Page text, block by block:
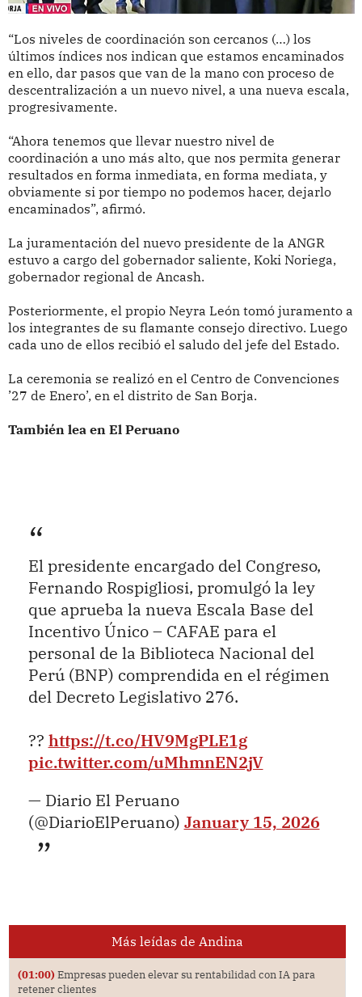
“Los niveles de coordinación son cercanos (…) los
últimos índices nos indican que estamos encaminados
en ello, dar pasos que van de la mano con proceso de
descentralización a un nuevo nivel, a una nueva escala,
progresivamente.
“Ahora tenemos que llevar nuestro nivel de
coordinación a uno más alto, que nos permita generar
resultados en forma inmediata, en forma mediata, y
obviamente si por tiempo no podemos hacer, dejarlo
encaminados”, afirmó.
La juramentación del nuevo presidente de la ANGR
estuvo a cargo del gobernador saliente, Koki Noriega,
gobernador regional de Ancash.
Posteriormente, el propio Neyra León tomó juramento a
los integrantes de su flamante consejo directivo. Luego
cada uno de ellos recibió el saludo del jefe del Estado.
La ceremonia se realizó en el Centro de Convenciones
’27 de Enero’, en el distrito de San Borja.
También lea en El Peruano
El presidente encargado del Congreso,
Fernando Rospigliosi, promulgó la ley
que aprueba la nueva Escala Base del
Incentivo Único – CAFAE para el
personal de la Biblioteca Nacional del
Perú (BNP) comprendida en el régimen
del Decreto Legislativo 276.
?? https://t.co/HV9MgPLE1g
pic.twitter.com/uMhmnEN2jV
— Diario El Peruano
(@DiarioElPeruano) January 15, 2026
Más leídas de Andina
(01:00) Empresas pueden elevar su rentabilidad con IA para
retener clientes